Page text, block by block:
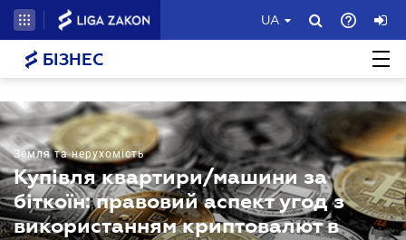
UA
БІЗНЕС
Земля та нерухомість
Купівля квартири/машини за
біткоїн: правовий аспект угод з
використанням криптовалют в